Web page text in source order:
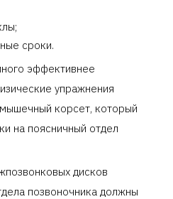
сроки.
эффективнее
упражнения
корсет, который
на поясничный отдел
дисков
позвоночника должны